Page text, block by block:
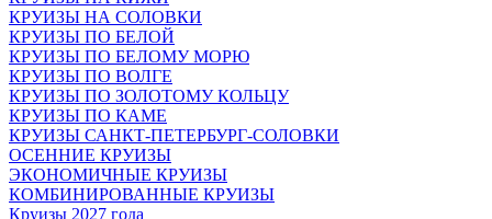
КРУИЗЫ НА СОЛОВКИ
КРУИЗЫ ПО БЕЛОЙ
КРУИЗЫ ПО БЕЛОМУ МОРЮ
КРУИЗЫ ПО ВОЛГЕ
КРУИЗЫ ПО ЗОЛОТОМУ КОЛЬЦУ
КРУИЗЫ ПО КАМЕ
КРУИЗЫ САНКТ-ПЕТЕРБУРГ-СОЛОВКИ
ОСЕННИЕ КРУИЗЫ
ЭКОНОМИЧНЫЕ КРУИЗЫ
КОМБИНИРОВАННЫЕ КРУИЗЫ
Круизы 2027 года